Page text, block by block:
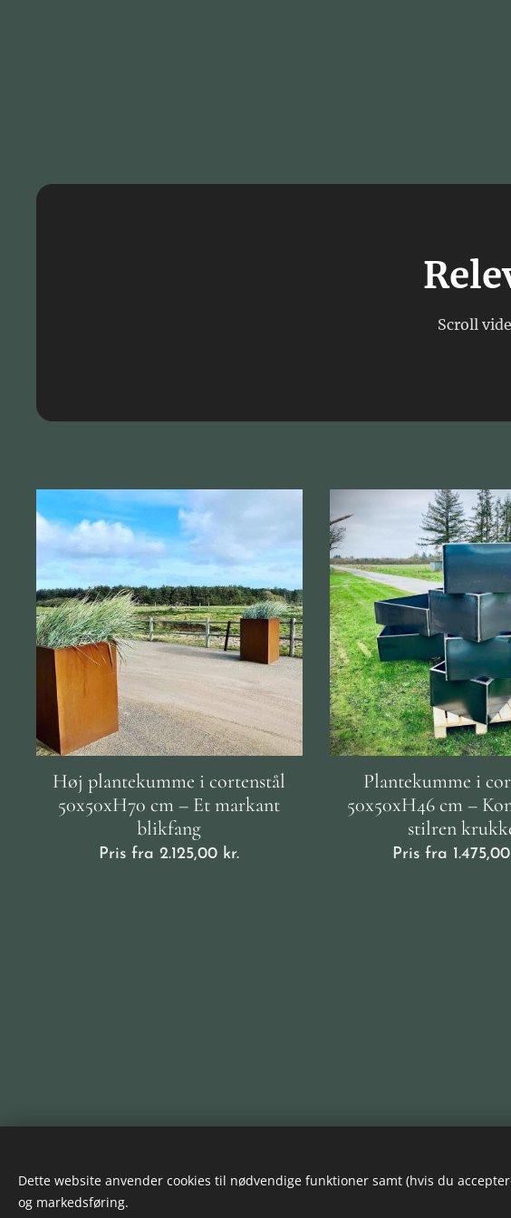
Scroll
Høj plantekumme i cortenstål
50x50xH70 cm – Et markant
blikfang
Pris fra2.125,00 kr.
Plantekumme i
50x50xH46 cm –
stilren
Pris fra 1.475,00
Dette website anvender cookies til nødvendige funktioner samt (hvis du
og markedsføring.